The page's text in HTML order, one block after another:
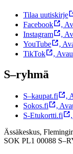
Tilaa uutiskirje
Facebook
,
Instagram
,
YouTube
,
TikTok
,
S–ryhmä
S–kaupat.fi ,
Sokos.fi
,
S-Etukortti.fi
,
Ässäkeskus,
SOK PL1 00088